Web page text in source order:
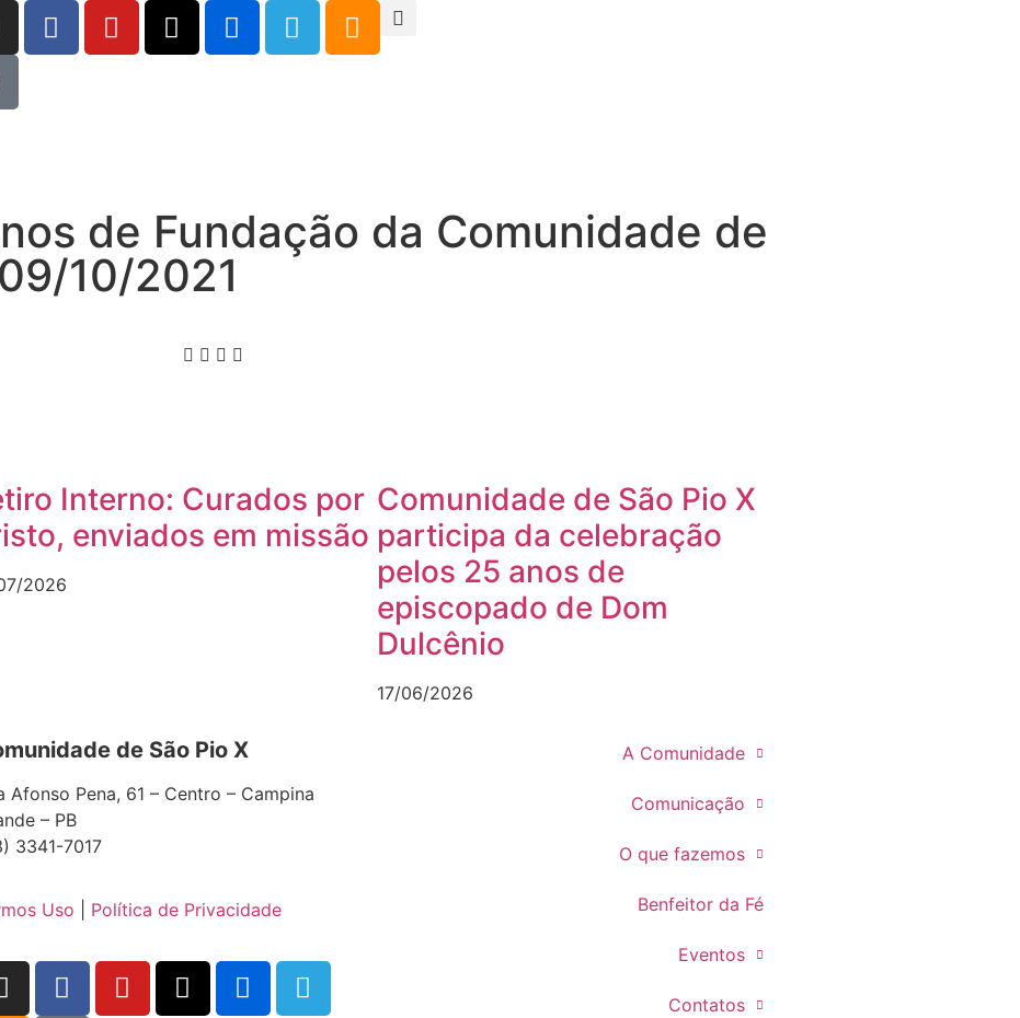
de Fundação da Comunidade de
10/2021
Interno: Curados por
enviados em missão
2026
Comunidade de São Pio X
participa da celebração
pelos 25 anos de
episcopado de Dom
Dulcênio
17/06/2026
de São Pio X
Afonso Pena, 61 – Centro – Campina
– PB
3341-7017
Uso Política de Privacidade
A Comunidade
Comunicação
O que fazemos
Benfeitor da Fé
Eventos
Contatos